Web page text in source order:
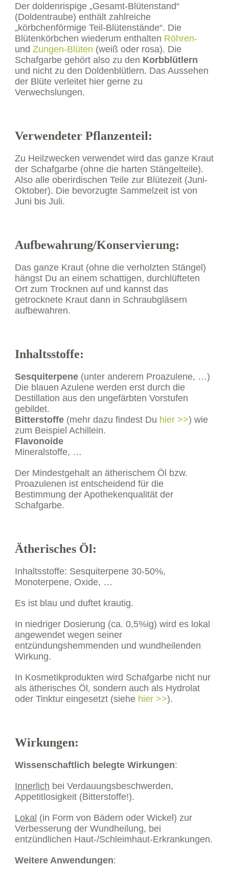
Der doldenrispige „Gesamt-Blütenstand“
(Doldentraube) enthält zahlreiche
„körbchenförmige Teil-Blütenstände“. Die
Blütenkörbchen wiederum enthalten Röhren-
und Zungen-Blüten (weiß oder rosa). Die
Schafgarbe gehört also zu den Korbblütlern
und nicht zu den Doldenblütlern. Das Aussehen
der Blüte verleitet hier gerne zu
Verwechslungen.
Verwendeter Pflanzenteil:
Zu Heilzwecken verwendet wird das ganze Kraut
der Schafgarbe (ohne die harten Stängelteile).
Also alle oberirdischen Teile zur Blütezeit (Juni-
Oktober). Die bevorzugte Sammelzeit ist von
Juni bis Juli.
Aufbewahrung/Konservierung:
Das ganze Kraut (ohne die verholzten Stängel)
hängst Du an einem schattigen, durchlüfteten
Ort zum Trocknen auf und kannst das
getrocknete Kraut dann in Schraubgläsern
aufbewahren.
Inhaltsstoffe:
Sesquiterpene (unter anderem Proazulene, …)
Die blauen Azulene werden erst durch die
Destillation aus den ungefärbten Vorstufen
gebildet.
Bitterstoffe (mehr dazu findest Du hier >>) wie
zum Beispiel Achillein.
Flavonoide
Mineralstoffe, …
Der Mindestgehalt an ätherischem Öl bzw.
Proazulenen ist entscheidend für die
Bestimmung der Apothekenqualität der
Schafgarbe.
Ätherisches Öl:
Inhaltsstoffe: Sesquiterpene 30-50%,
Monoterpene, Oxide, …
Es ist blau und duftet krautig.
In niedriger Dosierung (ca. 0,5%ig) wird es lokal
angewendet wegen seiner
entzündungshemmenden und wundheilenden
Wirkung.
In Kosmetikprodukten wird Schafgarbe nicht nur
als ätherisches Öl, sondern auch als Hydrolat
oder Tinktur eingesetzt (siehe hier >>).
Wirkungen:
Wissenschaftlich belegte Wirkungen:
Innerlich bei Verdauungsbeschwerden,
Appetitlosigkeit (Bitterstoffe!).
Lokal (in Form von Bädern oder Wickel) zur
Verbesserung der Wundheilung, bei
entzündlichen Haut-/Schleimhaut-Erkrankungen.
Weitere Anwendungen: